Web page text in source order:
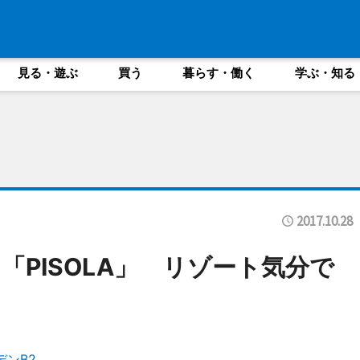
見る・遊ぶ 買う 暮らす・働く 学ぶ・知る
2017.10.28
PISOLA」 リゾート気分で